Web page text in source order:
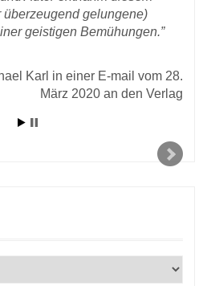
gelungene)
geistigen Bemühungen.
Karl in einer E-mail vom 28.
März 2020 an den Verlag